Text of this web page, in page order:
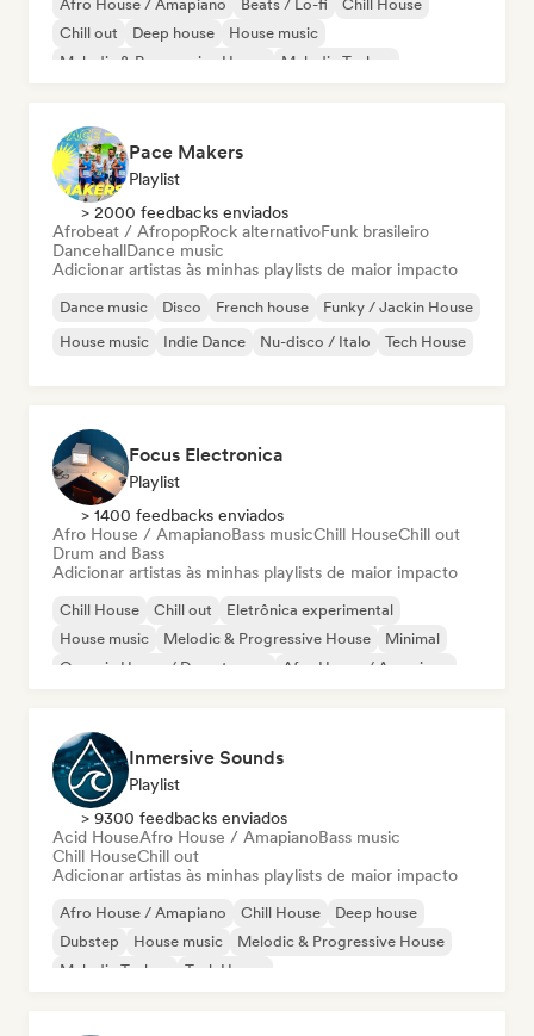
Afro House / Amapiano Beats / Lo-fi
Chill House
Chill out
Deep house
House music
Melodic & Progressive House
Melodic Techno
Pace Makers
Playlist
> 2000 feedbacks enviados
Afrobeat / AfropopRock alternativoFunk brasileiro
DancehallDance music
Adicionar artistas às minhas playlists de maior impacto
Dance music Disco French house
Funky / Jackin House
House music
Indie Dance Nu-disco / Italo Tech House
Focus Electronica
Playlist
> 1400 feedbacks enviados
Afro House / AmapianoBass musicChill HouseChill out
Drum and Bass
Adicionar artistas às minhas playlists de maior impacto
Chill House Chill out
Eletrônica experimental
House music
Melodic & Progressive House
Minimal
Organic House / Downtempo
Afro House / Amapiano
Inmersive Sounds
Playlist
> 9300 feedbacks enviados
Acid HouseAfro House / AmapianoBass music
Chill HouseChill out
Adicionar artistas às minhas playlists de maior impacto
Afro House / Amapiano Chill House
Deep house
Dubstep
House music
Melodic & Progressive House
Melodic Techno
Tech House